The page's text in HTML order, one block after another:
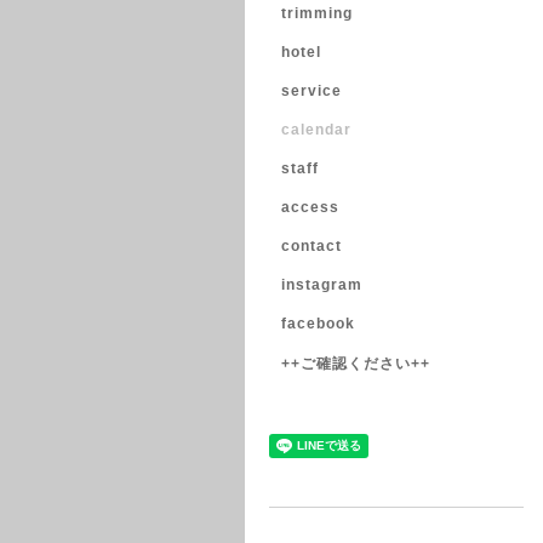
trimming
hotel
service
calendar
staff
access
contact
instagram
facebook
++ご確認ください++